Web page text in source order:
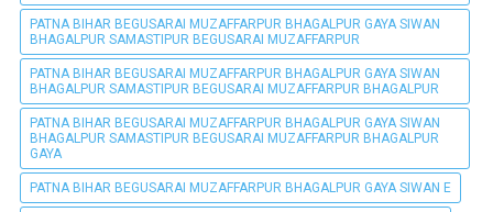
PATNA BIHAR BEGUSARAI MUZAFFARPUR BHAGALPUR GAYA SIWAN
BHAGALPUR SAMASTIPUR BEGUSARAI MUZAFFARPUR
PATNA BIHAR BEGUSARAI MUZAFFARPUR BHAGALPUR GAYA SIWAN
BHAGALPUR SAMASTIPUR BEGUSARAI MUZAFFARPUR BHAGALPUR
PATNA BIHAR BEGUSARAI MUZAFFARPUR BHAGALPUR GAYA SIWAN
BHAGALPUR SAMASTIPUR BEGUSARAI MUZAFFARPUR BHAGALPUR
GAYA
PATNA BIHAR BEGUSARAI MUZAFFARPUR BHAGALPUR GAYA SIWAN E